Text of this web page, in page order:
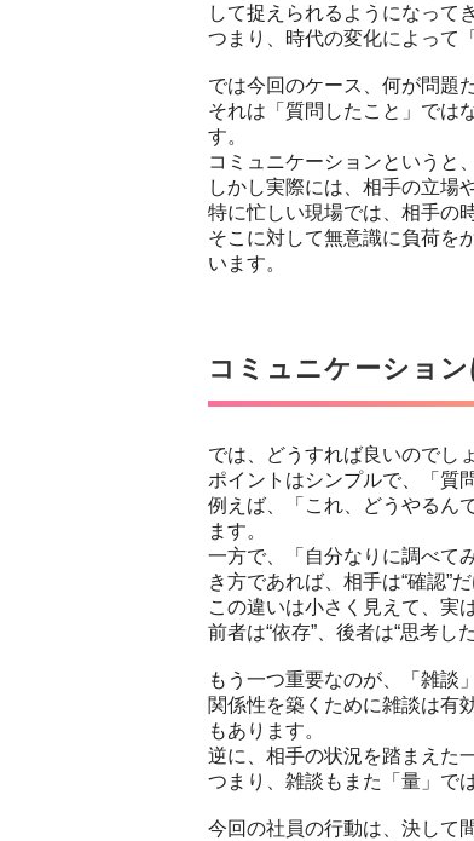
して捉えられるようになって
つまり、時代の変化によって
では今回のケース、何が問題
それは「質問したこと」では
す。
コミュニケーションというと
しかし実際には、相手の立場
特に忙しい現場では、相手の
そこに対して無意識に負荷を
います。
コミュニケーショ
では、どうすれば良いのでし
ポイントはシンプルで、「質
例えば、「これ、どうやるん
ます。
一方で、「自分なりに調べて
き方であれば、相手は“確認”
この違いは小さく見えて、実
前者は“依存”、後者は“思考し
もう一つ重要なのが、「雑談
関係性を築くために雑談は有
もあります。
逆に、相手の状況を踏まえた
つまり、雑談もまた「量」で
今回の社員の行動は、決して